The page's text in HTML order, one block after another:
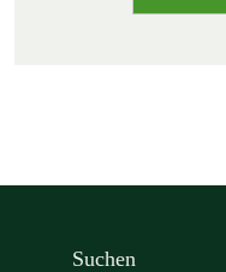
Suchen